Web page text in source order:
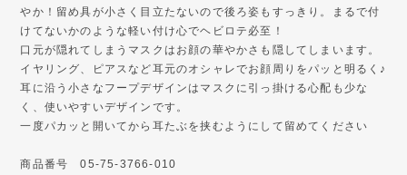
やか！留め具が小さく目立たないので後ろ姿もすっきり。まるで付
けてないかのような軽い付け心でヘビロテ必至！
口元が隠れてしまうマスクはお顔の華やかさも隠してしまいます。
イヤリング、ピアスなど耳元のオシャレでお顔周りをパッと明るく♪
耳に沿う小さなフープデザインはマスクに引っ掛ける心配も少な
く、使いやすいデザインです。
一度パカッと開いてから耳たぶを挟むようにして留めてください
商品番号 05-75-3766-010